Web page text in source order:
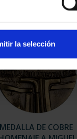
la selección
MEDALLA DE COBRE